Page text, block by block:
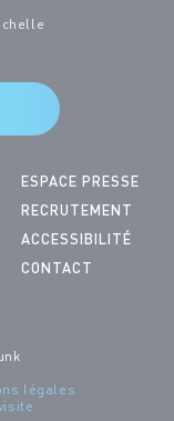
ESPACE PRESSE
RECRUTEMENT
ACCESSIBILITÉ
CONTACT
légales